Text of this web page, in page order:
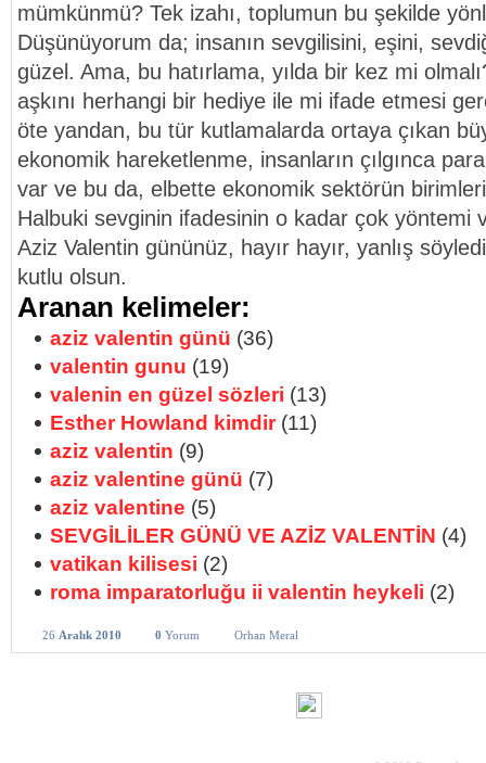
mümkünmü? Tek izahı, toplumun bu şekilde
Düşünüyorum da; insanın sevgilisini, eşini,
güzel. Ama, bu hatırlama, yılda bir kez mi
aşkını herhangi bir hediye ile mi ifade etmesi
öte yandan, bu tür kutlamalarda ortaya çıkan
ekonomik hareketlenme, insanların çılgınca
var ve bu da, elbette ekonomik sektörün
Halbuki sevginin ifadesinin o kadar çok
Aziz Valentin gününüz, hayır hayır, yanlış
kutlu olsun.
Aranan kelimeler:
aziz valentin günü (36)
valentin gunu (19)
valenin en güzel sözleri (13)
Esther Howland kimdir(11)
aziz valentin (9)
aziz valentine günü (7)
aziz valentine (5)
SEVGİLİLER GÜNÜ VE AZİZ VALENTİN (4)
vatikan kilisesi (2)
roma imparatorluğu ii valentin heykeli (2)
26 Aralık 2010 0 Yorum Orhan Meral